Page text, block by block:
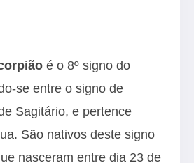
é o 8º signo do
se entre o signo de
Sagitário, e pertence
São nativos deste signo
nasceram entre dia 23 de